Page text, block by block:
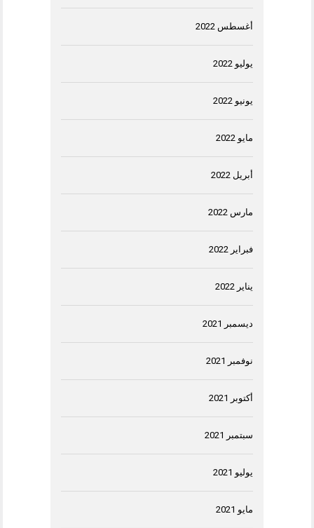
أغسطس 2022
يوليو 2022
يونيو 2022
مايو 2022
أبريل 2022
مارس 2022
فبراير 2022
يناير 2022
ديسمبر 2021
نوفمبر 2021
أكتوبر 2021
سبتمبر 2021
يوليو 2021
مايو 2021